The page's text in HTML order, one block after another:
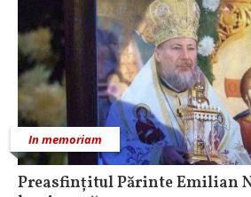
In memoriam
Preasfințitul Părinte Emilian